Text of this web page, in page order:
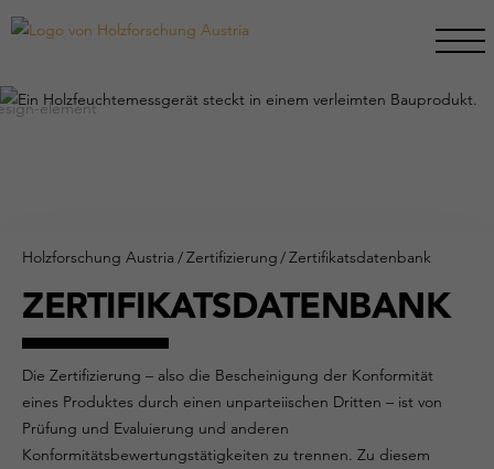
Holzforschung Austria /Zertifizierung/Zertifikatsdatenbank
ZERTIFIKATSDATENBANK
Die Zertifizierung – also die Bescheinigung der Konformität
eines Produktes durch einen unparteiischen Dritten – ist von
Prüfung und Evaluierung und anderen
Konformitätsbewertungstätigkeiten zu trennen. Zu diesem